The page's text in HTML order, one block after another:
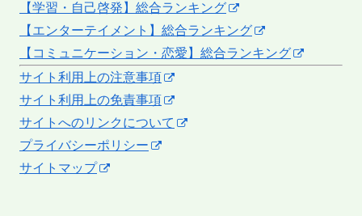
【学習・自己啓発】総合ランキング
【エンターテイメント】総合ランキング
【コミュニケーション・恋愛】総合ランキング
サイト利用上の注意事項
サイト利用上の免責事項
サイトへのリンクについて
プライバシーポリシー
サイトマップ